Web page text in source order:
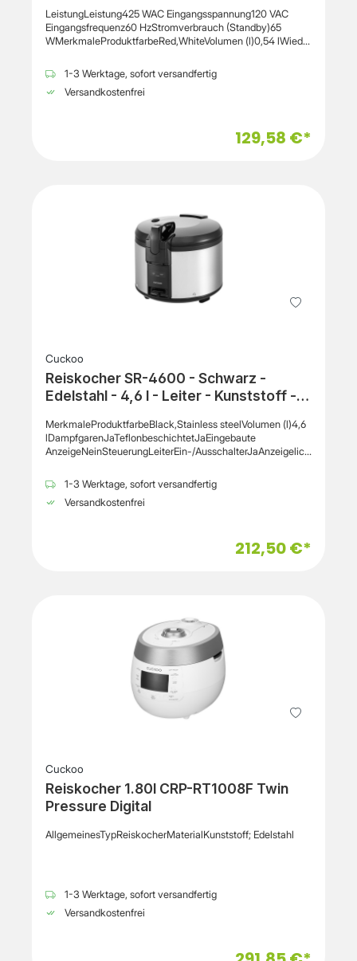
LeistungLeistung425 WAC Eingangsspannung120 VAC
Eingangsfrequenz60 HzStromverbrauch (Standby)65
WMerkmaleProduktfarbeRed,WhiteVolumen (l)0,54 lWieder
FunktionJaTeflonbeschichtetJaInnenbeschichtungAluminiu
mEingebaute AnzeigeJaDisplay-TypLCDVoreingestellte
KochprogrammeJaWarmhaltefunktionJaSteuerungTastenSt
AbmessungenBreite225 mmTiefe29,3 mmHöhe198
1-3 Werktage, sofort versandfertig
Versandkostenfrei
129,58 €*
Cuckoo
Reiskocher SR-4600 - Schwarz -
Edelstahl - 4,6 l - Leiter - Kunststoff -
MerkmaleProduktfarbeBlack,Stainless steelVolumen (l)4,6
lDampfgarenJaTeflonbeschichtetJaEingebaute
AnzeigeNeinSteuerungLeiterEin-/AusschalterJaAnzeigelich
säubernJaGehäusematerialPlastic,Stainless
steelScharnierdeckelJaUrsprungslandSüdkoreaDeckel mit
DampfauslassJaLeistungAC Eingangsspannung240 VAC
1-3 Werktage, sofort versandfertig
Versandkostenfrei
212,50 €*
Cuckoo
Reiskocher 1.80l CRP-RT1008F Twin
Pressure Digital
AllgemeinesTypReiskocherMaterialKunststoff; Edelstahl
1-3 Werktage, sofort versandfertig
Versandkostenfrei